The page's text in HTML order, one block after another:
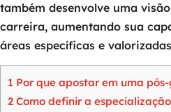
também desenvolve uma
carreira, aumentando sua
áreas específicas e
1 Por que apostar em uma
2 Como definir a